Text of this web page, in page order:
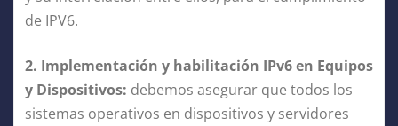
de IPV6.
2. Implementación y habilitación IPv6 en Equipos
y Dispositivos: debemos asegurar que todos los
sistemas operativos en dispositivos y servidores